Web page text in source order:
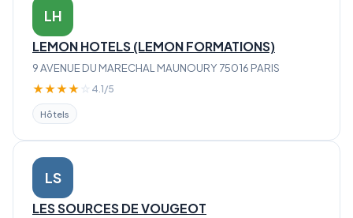
LH
LEMON HOTELS (LEMON FORMATIONS)
9 AVENUE DU MARECHAL MAUNOURY 75016 PARIS
★★★★ ☆ 4.1/5
Hôtels
LS
LES SOURCES DE VOUGEOT